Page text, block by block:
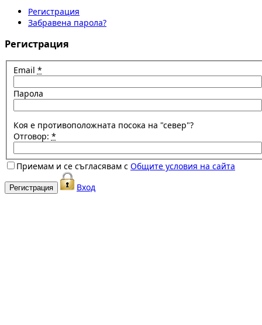
Регистрация
Забравена парола?
Регистрация
Email *
Парола
Коя е противоположната посока на "север"?
Отговор: *
Приемам и се съгласявам с Общите условия на сайта
Вход